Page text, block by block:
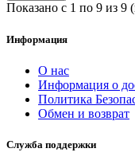
Показано с 1 по 9 из 9
Информация
О нас
Информация о
Политика
Обмен и возврат
Служба поддержки